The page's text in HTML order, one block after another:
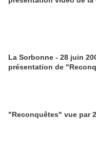
La Sorbonne - 28 juin
présentation de
"Reconquêtes" vue par